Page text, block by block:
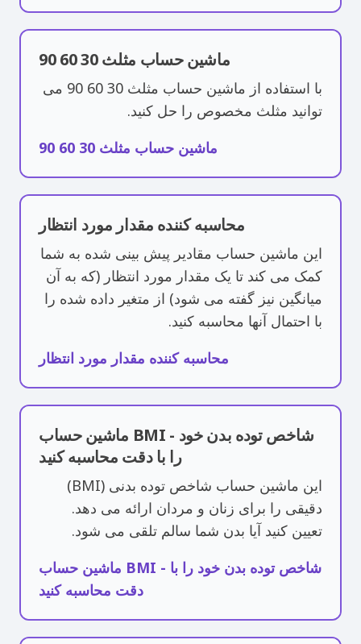
ماشین حساب مثلث 30 60 90
با استفاده از ماشین حساب مثلث 30 60 90 می
توانید مثلث مخصوص را حل کنید.
ماشین حساب مثلث 30 60 90
محاسبه کننده مقدار مورد انتظار
این ماشین حساب مقادیر پیش بینی شده به شما
کمک می کند تا یک مقدار مورد انتظار (که به آن
میانگین نیز گفته می شود) از متغیر داده شده را
با احتمال آنها محاسبه کنید.
محاسبه کننده مقدار مورد انتظار
ماشین حساب BMI - شاخص توده بدن خود
را با دقت محاسبه کنید
این ماشین حساب شاخص توده بدنی (BMI)
دقیقی را برای زنان و مردان ارائه می دهد.
تعیین کنید آیا بدن شما سالم تلقی می شود.
ماشین حساب BMI - شاخص توده بدن خود را با
دقت محاسبه کنید